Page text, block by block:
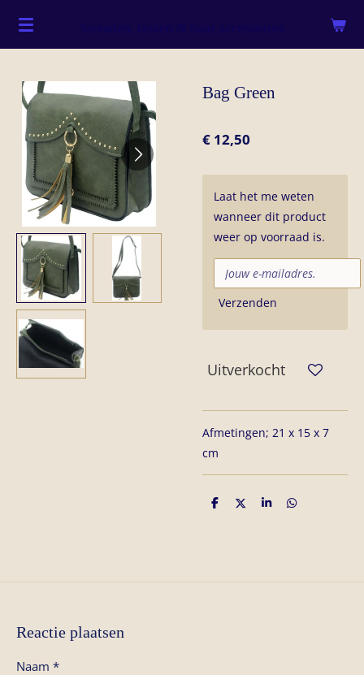
Ga
hoofdinhoud
Bag Green
€ 12,50
Laat het me weten
wanneer dit product
weer op voorraad is.
Verzenden
Uitverkocht
Afmetingen; 21 x 15 x 7
cm
D
D
S
D
Reactie plaatsen
Naam *